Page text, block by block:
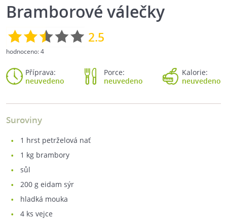
Bramborové válečky
2.5
hodnoceno:4
Příprava:
neuvedeno
Porce:
neuvedeno
Kalorie:
neuvedeno
Suroviny
1 hrst petrželová nať
1 kg brambory
sůl
200 g eidam sýr
hladká mouka
4 ks vejce